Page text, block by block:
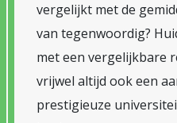
vergelijkt met de
van tegenwoordig?
met een vergelijkbare
vrijwel altijd ook een
prestigieuze